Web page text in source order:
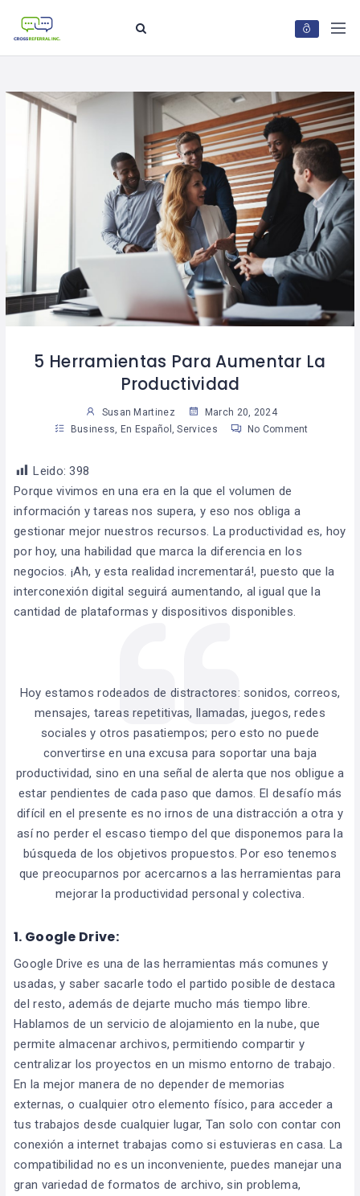
5 Herramientas Para Aumentar La
Productividad
Susan Martinez
March 20, 2024
Business
En Español ,Services No Comment
Leido: 398
Porque vivimos en una era en la que el volumen de
información y tareas nos supera, y eso nos obliga a
gestionar mejor nuestros recursos. La productividad es, hoy
por hoy, una habilidad que marca la diferencia en los
negocios. ¡Ah, y esta realidad incrementará!, puesto que la
interconexión digital seguirá aumentando, al igual que la
cantidad de plataformas y dispositivos disponibles.
Hoy estamos rodeados de distractores: sonidos, correos,
mensajes, tareas repetitivas, llamadas, juegos, redes
sociales y otros pasatiempos; pero esto no puede
convertirse en una excusa para soportar una baja
productividad, sino en una señal de alerta que nos obligue a
estar pendientes de cada paso que damos. El desafío más
difícil en el presente es no irnos de una distracción a otra y
así no perder el escaso tiempo del que disponemos para la
búsqueda de los objetivos propuestos. Por eso tenemos
que preocuparnos por acercarnos a las herramientas para
mejorar la productividad personal y colectiva.
1. Google Drive:
Google Drive es una de las herramientas más comunes y
usadas, y saber sacarle todo el partido posible de destaca
del resto, además de dejarte mucho más tiempo libre.
Hablamos de un servicio de alojamiento en la nube, que
permite almacenar archivos, permitiendo compartir y
centralizar los proyectos en un mismo entorno de trabajo.
En la mejor manera de no depender de memorias
externas, o cualquier otro elemento físico, para acceder a
tus trabajos desde cualquier lugar, Tan solo con contar con
conexión a internet trabajas como si estuvieras en casa. La
compatibilidad no es un inconveniente, puedes manejar una
gran variedad de formatos de archivo, sin problema,